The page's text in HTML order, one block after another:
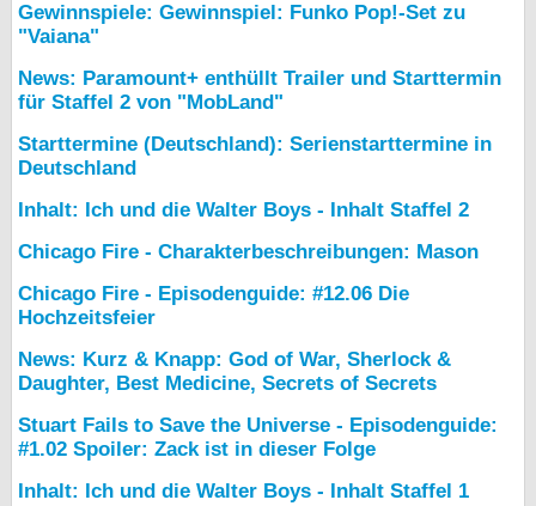
Gewinnspiele: Gewinnspiel: Funko Pop!-Set zu
"Vaiana"
News: Paramount+ enthüllt Trailer und Starttermin
für Staffel 2 von "MobLand"
Starttermine (Deutschland): Serienstarttermine in
Deutschland
Inhalt: Ich und die Walter Boys - Inhalt Staffel 2
Chicago Fire - Charakterbeschreibungen: Mason
Chicago Fire - Episodenguide: #12.06 Die
Hochzeitsfeier
News: Kurz & Knapp: God of War, Sherlock &
Daughter, Best Medicine, Secrets of Secrets
Stuart Fails to Save the Universe - Episodenguide:
#1.02 Spoiler: Zack ist in dieser Folge
Inhalt: Ich und die Walter Boys - Inhalt Staffel 1